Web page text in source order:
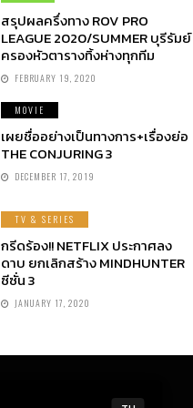
สรุปผลครึ่งทาง ROV PRO
LEAGUE 2020/SUMMER บุรีรัมย์
ครองหัวตารางทิ้งห่างทุกทีม
FEBRUARY 19, 2020
MOVIE
เผยชื่ออย่างเป็นทางการ+เรื่องย่อ
THE CONJURING 3
DECEMBER 17, 2019
TV & SERIES
กรีดร้อง!! NETFLIX ประกาศลง
ดาบ ยกเลิกสร้าง MINDHUNTER
ซีซั่น 3
JANUARY 17, 2020